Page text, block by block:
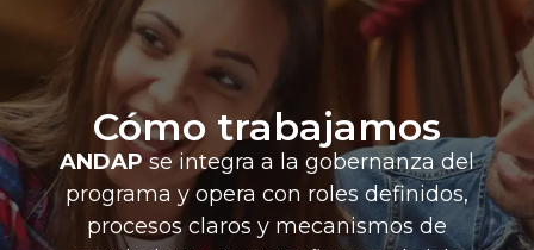
Cómo trabajamos
ANDAP se integra a la gobernanza del
programa y opera con roles definidos,
procesos claros y mecanismos de